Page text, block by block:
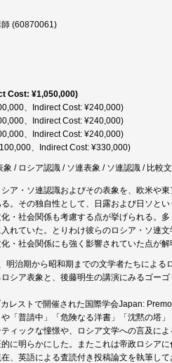
師 (60870061)
Cost: ¥1,050,000)
、Indirect Cost: ¥240,000)
、Indirect Cost: ¥240,000)
、Indirect Cost: ¥240,000)
、Indirect Cost: ¥330,000)
/ ロシア認識 / ソ連表象 / ソ連認識 / 比較
ア・ソ連認識およびその表象を、欧米や
。その独自性として、日露および日ソと
・社会関係も考慮する点が挙げられる。
れていた。とりわけ彼らのロシア・ソ連
・社会関係にも強く影響されていた点が解
治期から昭和期までの文学者たちによる
シア表象と、後藤明生の講演にみるゴー
レストで開催された国際学会Japan:
「普請中」「危険なる洋書」「沈黙の塔
ィックな憧憬や、ロシア文学への言及に
に明らかにした。またこれは帝政ロシア
、英語による査読付き投稿論文を執筆し